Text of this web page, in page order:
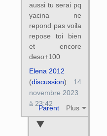
aussi tu serai pq
yacina ne
repond pas voila
repose toi bien
et encore
deso+100
Parent Plus
Elena 2012
(discussion)
14
novembre 2023
à 23:42